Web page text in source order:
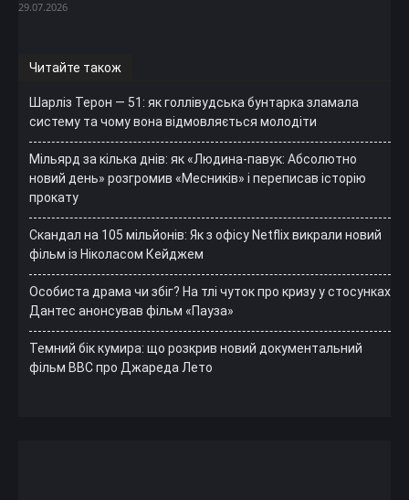
29.07.2026
Читайте також
Шарліз Терон — 51: як голлівудська бунтарка зламала
систему та чому вона відмовляється молодіти
Мільярд за кілька днів: як «Людина-павук: Абсолютно
новий день» розгромив «Месників» і переписав історію
прокату
Скандал на 105 мільйонів: Як з офісу Netflix викрали новий
фільм із Ніколасом Кейджем
Особиста драма чи збіг? На тлі чуток про кризу у стосунках
Дантес анонсував фільм «Пауза»
Темний бік кумира: що розкрив новий документальний
фільм ВВС про Джареда Лето